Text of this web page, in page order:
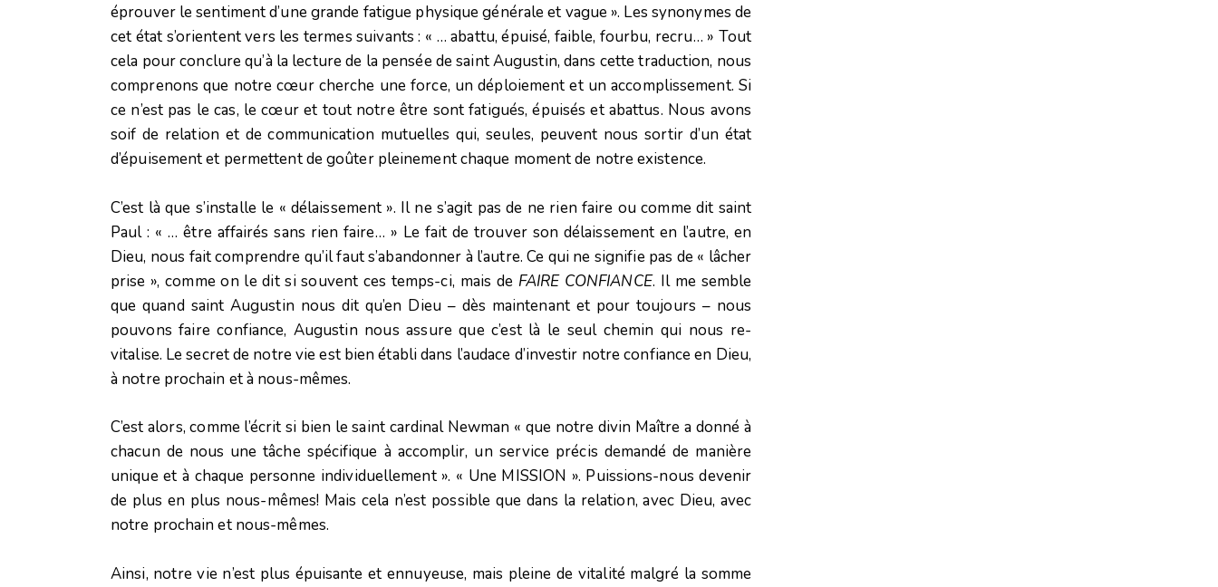
éprouver le sentiment d’une grande fatigue physique générale et vague ». Les synonymes de
cet état s’orientent vers les termes suivants : « … abattu, épuisé, faible, fourbu, recru… » Tout
cela pour conclure qu’à la lecture de la pensée de saint Augustin, dans cette traduction, nous
comprenons que notre cœur cherche une force, un déploiement et un accomplissement. Si
ce n’est pas le cas, le cœur et tout notre être sont fatigués, épuisés et abattus. Nous avons
soif de relation et de communication mutuelles qui, seules, peuvent nous sortir d’un état
d’épuisement et permettent de goûter pleinement chaque moment de notre existence.
C’est là que s’installe le « délaissement ». Il ne s’agit pas de ne rien faire ou comme dit saint
Paul : « … être affairés sans rien faire… » Le fait de trouver son délaissement en l’autre, en
Dieu, nous fait comprendre qu’il faut s’abandonner à l’autre. Ce qui ne signifie pas de « lâcher
prise », comme on le dit si souvent ces temps-ci, mais de FAIRE CONFIANCE. Il me semble
que quand saint Augustin nous dit qu’en Dieu – dès maintenant et pour toujours – nous
pouvons faire confiance, Augustin nous assure que c’est là le seul chemin qui nous re-
vitalise. Le secret de notre vie est bien établi dans l’audace d’investir notre confiance en Dieu,
à notre prochain et à nous-mêmes.
C’est alors, comme l’écrit si bien le saint cardinal Newman « que notre divin Maître a donné à
chacun de nous une tâche spécifique à accomplir, un service précis demandé de manière
unique et à chaque personne individuellement ». « Une MISSION ». Puissions-nous devenir
de plus en plus nous-mêmes! Mais cela n’est possible que dans la relation, avec Dieu, avec
notre prochain et nous-mêmes.
Ainsi, notre vie n’est plus épuisante et ennuyeuse, mais pleine de vitalité malgré la somme